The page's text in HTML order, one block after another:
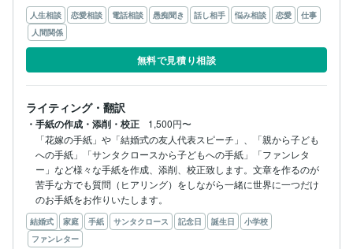
人生相談 恋愛相談 電話相談 愚痴聞き 話し相手 悩み相談 恋愛
仕事
人間関係
無料で見積り相談
ライティング・翻訳
・手紙の作成・添削・校正
1,500円〜
「花嫁の手紙」や「結婚式の友人代表スピーチ」、「親から子ども
への手紙」「サンタクロースから子どもへの手紙」「ファンレタ
ー」など様々な手紙を作成、添削、校正致します。文章を作るのが
苦手な方でも質問（ヒアリング）をしながら一緒に世界に一つだけ
のお手紙をお作りいたします。
結婚式 家庭 手紙 サンタクロース 記念日 誕生日
小学校
ファンレター